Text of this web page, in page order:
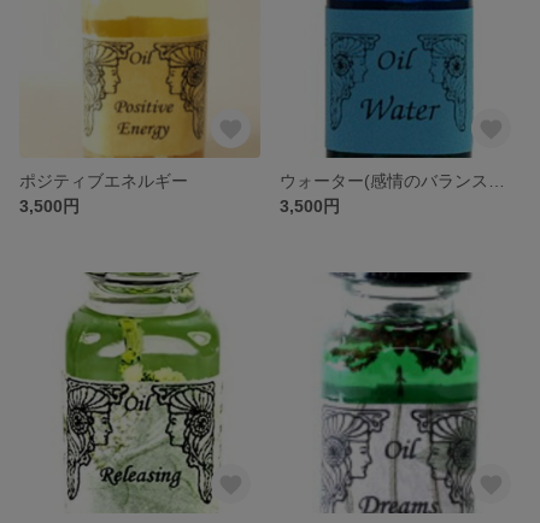
ポジティブエネルギー
3,500円
3,500円